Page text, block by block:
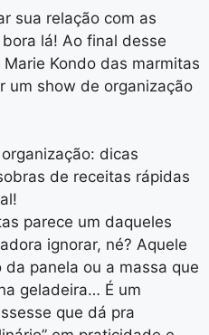
sua relação com as
lá! Ao final desse
Kondo das marmitas
um show de organização
dicas
de receitas rápidas
parece um daqueles
ignorar, né? Aquele
panela ou a massa que
geladeira… É um
que dá pra